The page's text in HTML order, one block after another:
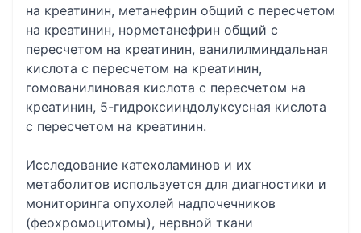
на креатинин, метанефрин общий с пересчетом
на креатинин, норметанефрин общий с
пересчетом на креатинин, ванилилминдальная
кислота с пересчетом на креатинин,
гомованилиновая кислота с пересчетом на
креатинин, 5-гидроксииндолуксусная кислота
с пересчетом на креатинин.
Исследование катехоламинов и их
метаболитов используется для диагностики и
мониторинга опухолей надпочечников
(феохромоцитомы), нервной ткани